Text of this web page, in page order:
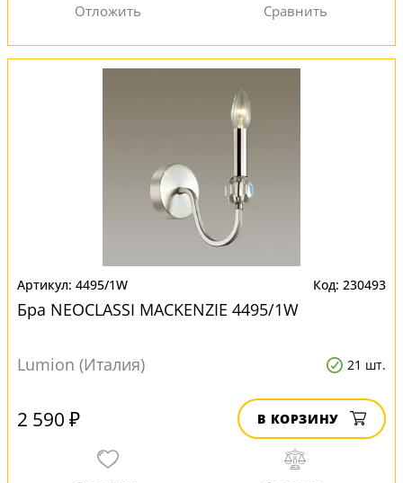
4495/1W 230493
Бра NEOCLASSI MACKENZIE 4495/1W
Lumion (Италия) 21 шт.
2 590 ₽ В КОРЗИНУ